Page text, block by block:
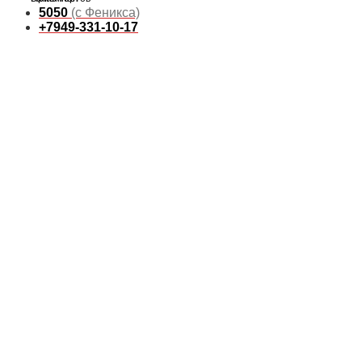
5050 (с Феникса)
+7949-331-10-17